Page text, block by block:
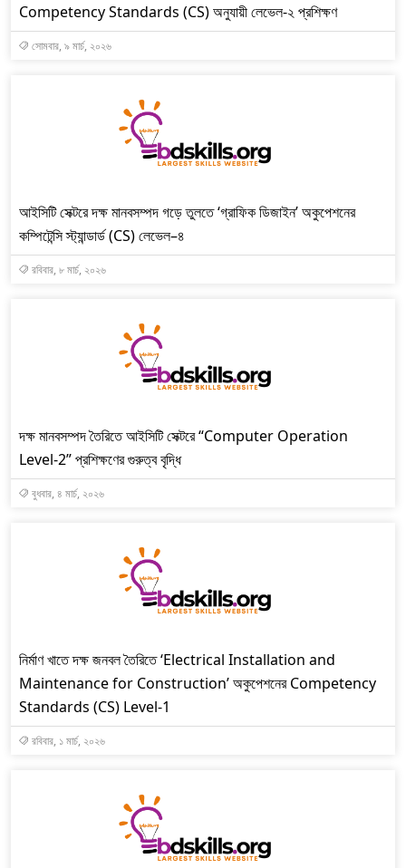
Competency Standards (CS) অনুযায়ী লেভেল-২ প্রশিক্ষণ
সোমবার, ৯ মার্চ, ২০২৬
আইসিটি সেক্টরে দক্ষ মানবসম্পদ গড়ে তুলতে ‘গ্রাফিক ডিজাইন’ অকুপেশনের
কম্পিটেন্সি স্ট্যান্ডার্ড (CS) লেভেল–৪
রবিবার, ৮ মার্চ, ২০২৬
দক্ষ মানবসম্পদ তৈরিতে আইসিটি সেক্টরে “Computer Operation
Level-2” প্রশিক্ষণের গুরুত্ব বৃদ্ধি
বুধবার, ৪ মার্চ, ২০২৬
নির্মাণ খাতে দক্ষ জনবল তৈরিতে ‘Electrical Installation and
Maintenance for Construction’ অকুপেশনের Competency
Standards (CS) Level-1
রবিবার, ১ মার্চ, ২০২৬